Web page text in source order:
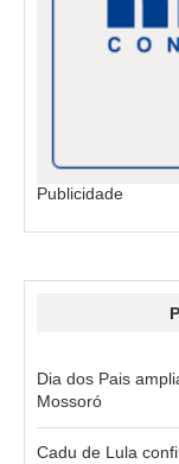
Publicidade
Dia dos Pais
Mossoró
Cadu de Lula